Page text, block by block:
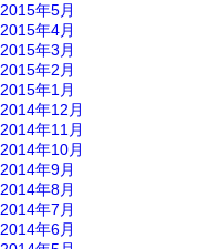
2015年5月
2015年4月
2015年3月
2015年2月
2015年1月
2014年12月
2014年11月
2014年10月
2014年9月
2014年8月
2014年7月
2014年6月